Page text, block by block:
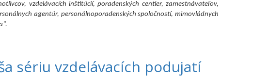
vzdelávacích inštitúcií, poradenských centier, zamestnávateľov,
agentúr, personálnoporadenských spoločností, mimovládnych
sériu vzdelávacích podujatí